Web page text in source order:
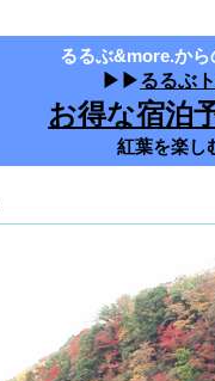
るるぶ&more.から
▶▶るるぶ
お得な宿泊
紅葉を楽し